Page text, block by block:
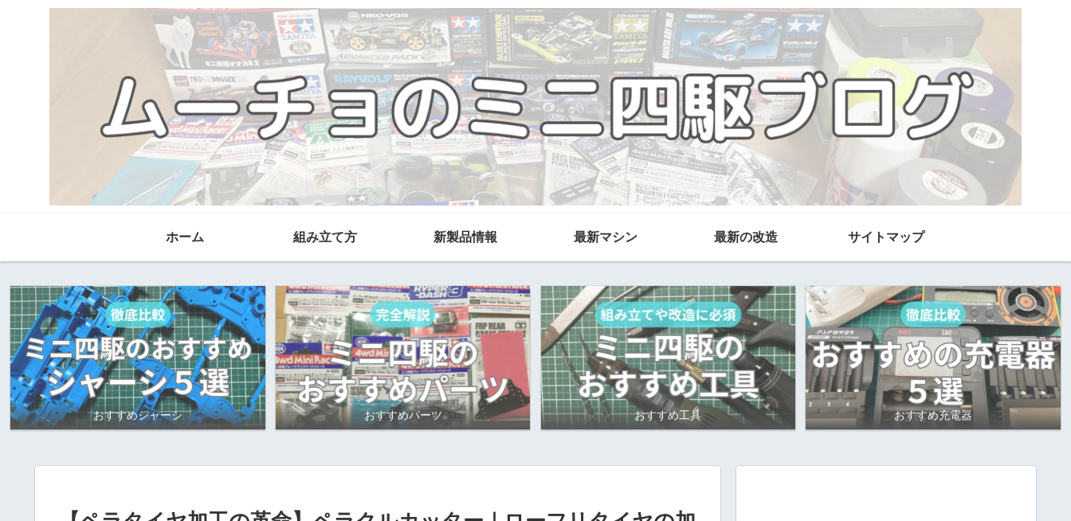
ホーム 組み立て方 新製品情報 最新マシン 最新の改造 サイトマップ
おすすめシャーシ おすすめパーツ おすすめ工具 おすすめ充電器